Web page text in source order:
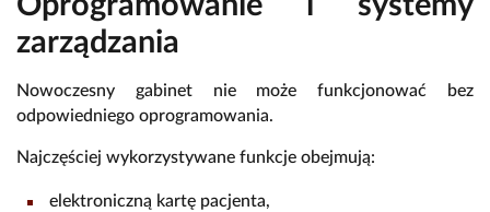
zarządzania
Nowoczesny gabinet nie może funkcjonować bez
odpowiedniego oprogramowania.
Najczęściej wykorzystywane funkcje obejmują:
elektroniczną kartę pacjenta,